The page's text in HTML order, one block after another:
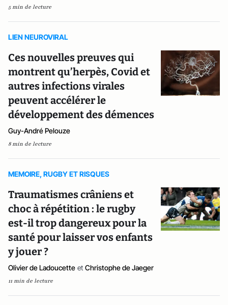
5 min de lecture
LIEN NEUROVIRAL
Ces nouvelles preuves qui
montrent qu’herpès, Covid et
autres infections virales
peuvent accélérer le
développement des démences
Guy-André Pelouze
8 min de lecture
MEMOIRE, RUGBY ET RISQUES
Traumatismes crâniens et
choc à répétition : le rugby
est-il trop dangereux pour la
santé pour laisser vos enfants
y jouer ?
Olivier de Ladoucette et Christophe de Jaeger
11 min de lecture